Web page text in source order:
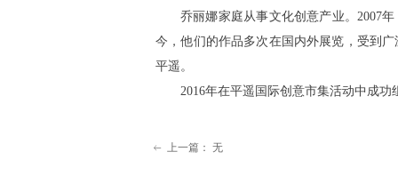
乔丽娜家庭从事文化创意产业。2007
今，他们的作品多次在国内外展览，受到
平遥。
2016年在平遥国际创意市集活动中成
ꂃ 上一篇： 无